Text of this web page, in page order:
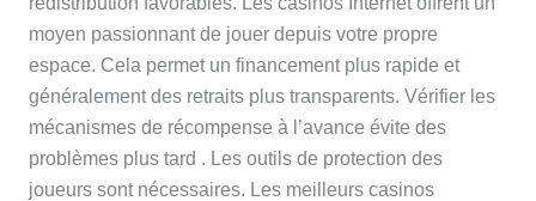
moyen passionnant de jouer depuis votre propre
espace. Cela permet un financement plus rapide et
généralement des retraits plus transparents. Vérifier les
mécanismes de récompense à l’avance évite des
problèmes plus tard . Les outils de protection des
joueurs sont nécessaires. Les meilleurs casinos